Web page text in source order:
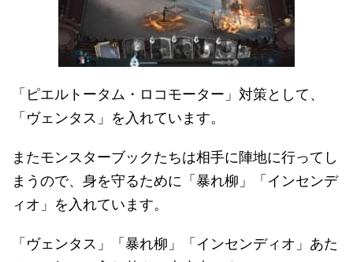
「ピエルトータム・ロコモーター」対策として、
「ヴェンタス」を入れています。
またモンスターブックたちは相手に陣地に行ってし
まうので、身を守るために「暴れ柳」「インセンデ
ィオ」を入れています。
「ヴェンタス」「暴れ柳」「インセンディオ」あた